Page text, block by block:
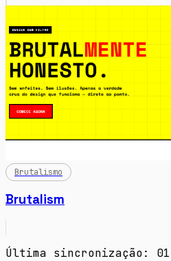
Brutalismo
Brutalism
Última sincronização: